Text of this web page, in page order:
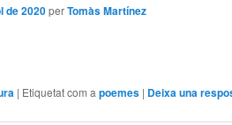
de 2020 perTomàs Martínez
| Etiquetat com a poemes | Deixa una